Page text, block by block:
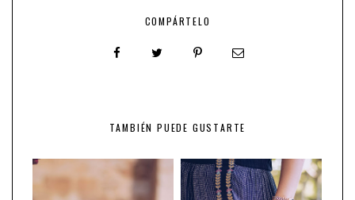
COMPÁRTELO
TAMBIÉN PUEDE GUSTARTE